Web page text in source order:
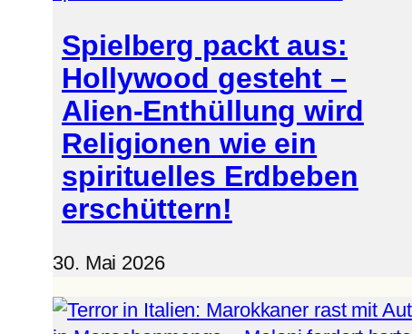
Spielberg packt aus:
Hollywood gesteht –
Alien-Enthüllung wird
Religionen wie ein
spirituelles Erdbeben
erschüttern!
30. Mai 2026